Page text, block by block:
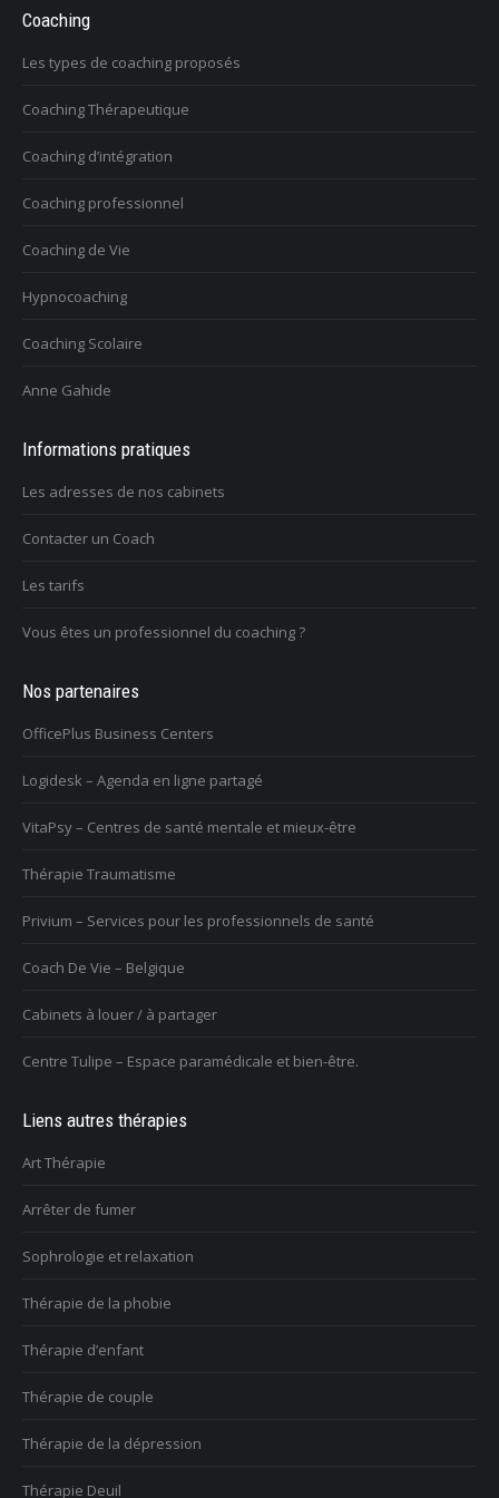
Coaching
Les types de coaching proposés
Coaching Thérapeutique
Coaching d’intégration
Coaching professionnel
Coaching de Vie
Hypnocoaching
Coaching Scolaire
Anne Gahide
Informations pratiques
Les adresses de nos cabinets
Contacter un Coach
Les tarifs
Vous êtes un professionnel du coaching ?
Nos partenaires
OfficePlus Business Centers
Logidesk – Agenda en ligne partagé
VitaPsy – Centres de santé mentale et mieux-être
Thérapie Traumatisme
Privium – Services pour les professionnels de santé
Coach De Vie – Belgique
Cabinets à louer / à partager
Centre Tulipe – Espace paramédicale et bien-être.
Liens autres thérapies
Art Thérapie
Arrêter de fumer
Sophrologie et relaxation
Thérapie de la phobie
Thérapie d’enfant
Thérapie de couple
Thérapie de la dépression
Thérapie Deuil